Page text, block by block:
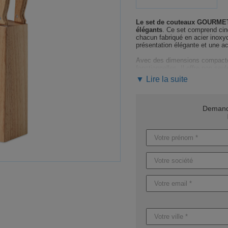
Le set de couteaux
élégants . Ce set comprend
chacun fabriqué en acier
présentation élégante et une
Avec des dimensions
esthétique naturelle et
un produit pratique et
Nos experts sont à votre
assurons un
mettre en valeur votre
Les délais de livraison
marquages et entre 8 et 12
option de production express
Demandez dès maintenant
peut devenir l'élément clé de
Caractéristiques du produit :
▼ Lire la suite